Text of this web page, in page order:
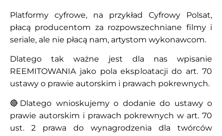
Platformy cyfrowe, na przykład Cyfrowy Polsat,
płacą producentom za rozpowszechniane filmy i
seriale, ale nie płacą nam, artystom wykonawcom.
Dlatego tak ważne jest dla nas wpisanie
REEMITOWANIA jako pola eksploatacji do art. 70
ustawy o prawie autorskim i prawach pokrewnych.
🔴Dlatego wnioskujemy o dodanie do ustawy o
prawie autorskim i prawach pokrewnych w art. 70
ust. 2 prawa do wynagrodzenia dla twórców